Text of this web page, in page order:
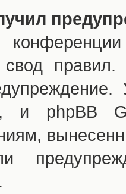
свод
и phpBB